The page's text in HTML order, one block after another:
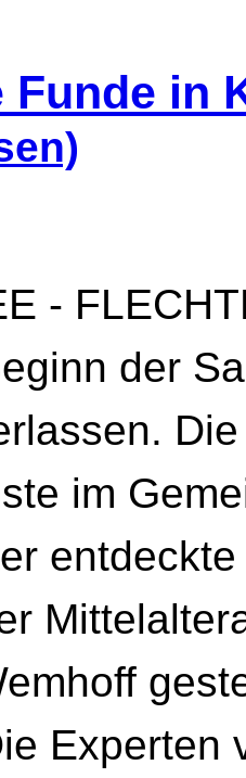
Funde in
-
der
im
Experten